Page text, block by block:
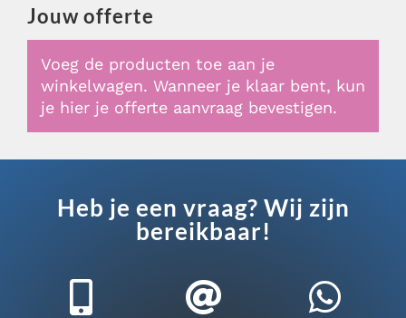
Jouw offerte
Voeg de producten toe aan je
winkelwagen. Wanneer je klaar bent, kun
je hier je offerte aanvraag bevestigen.
Heb je een vraag? Wij zijn
bereikbaar!
  